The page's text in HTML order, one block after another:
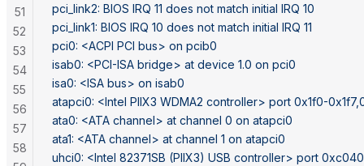
pci_link2: BIOS IRQ 11 does not match initial IRQ 10
pci_link1: BIOS IRQ 10 does not match initial IRQ 11
pci0: <ACPI PCI bus> on pcib0
isab0: <PCI-ISA bridge> at device 1.0 on pci0
isa0: <ISA bus> on isab0
atapci0: <Intel PIIX3 WDMA2 controller> port 0x1f0-
ata0: <ATA channel> at channel 0 on atapci0
ata1: <ATA channel> at channel 1 on atapci0
uhci0: <Intel 82371SB (PIIX3) USB controller> port
51
52
53
54
55
56
57
58